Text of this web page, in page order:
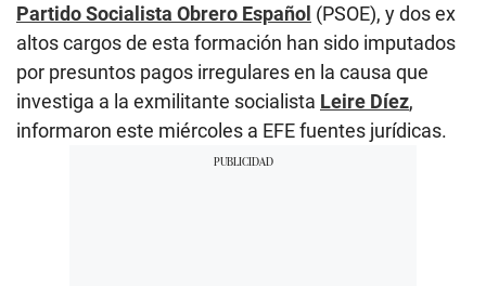
Partido Socialista Obrero Español (PSOE), y dos ex
altos cargos de esta formación han sido imputados
por presuntos pagos irregulares en la causa que
investiga a la exmilitante socialista Leire Díez,
informaron este miércoles a EFE fuentes jurídicas.